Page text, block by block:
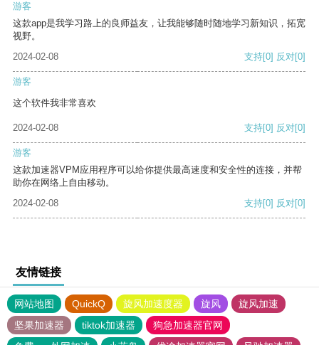
游客
这款app是我学习路上的良师益友，让我能够随时随地学习新知识，拓宽
视野。
2024-02-08
支持[0] 反对[0]
游客
这个软件我非常喜欢
2024-02-08 支持[0] 反对[0]
游客
这款加速器VPM应用程序可以给你提供最高速度和安全性的连接，并帮
助你在网络上自由移动。
2024-02-08
支持[0] 反对[0]
友情链接
网站地图 QuickQ 旋风加速度器 旋风
旋风加速
坚果加速器
tiktok加速器
狗急加速器官网